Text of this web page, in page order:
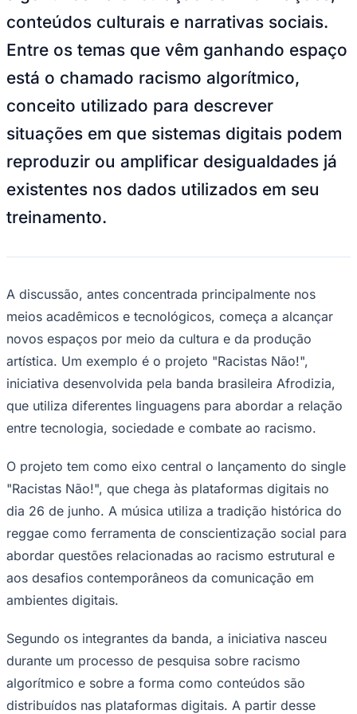
NFL
UFC
MLB
Atletismo
NBB
Competições de Futebol
Brasileirão Série A
Paulistão
Sul-Americana
Champions League
Premier League
La Liga
Mundial 2026
conteúdos culturais e narrativas sociais.
Entre os temas que vêm ganhando espaço
está o chamado racismo algorítmico,
conceito utilizado para descrever
situações em que sistemas digitais podem
reproduzir ou amplificar desigualdades já
existentes nos dados utilizados em seu
treinamento.
A discussão, antes concentrada principalmente nos
meios acadêmicos e tecnológicos, começa a alcançar
novos espaços por meio da cultura e da produção
artística. Um exemplo é o projeto "Racistas Não!",
iniciativa desenvolvida pela banda brasileira Afrodizia,
que utiliza diferentes linguagens para abordar a relação
entre tecnologia, sociedade e combate ao racismo.
O projeto tem como eixo central o lançamento do single
"Racistas Não!", que chega às plataformas digitais no
dia 26 de junho. A música utiliza a tradição histórica do
reggae como ferramenta de conscientização social para
abordar questões relacionadas ao racismo estrutural e
aos desafios contemporâneos da comunicação em
ambientes digitais.
Segundo os integrantes da banda, a iniciativa nasceu
durante um processo de pesquisa sobre racismo
algorítmico e sobre a forma como conteúdos são
distribuídos nas plataformas digitais. A partir desse